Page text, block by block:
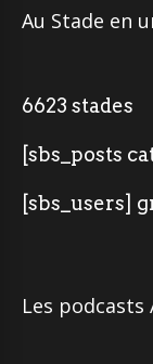
Au Stade en
6623 stades
[sbs_posts
[sbs_users]
Les podcasts